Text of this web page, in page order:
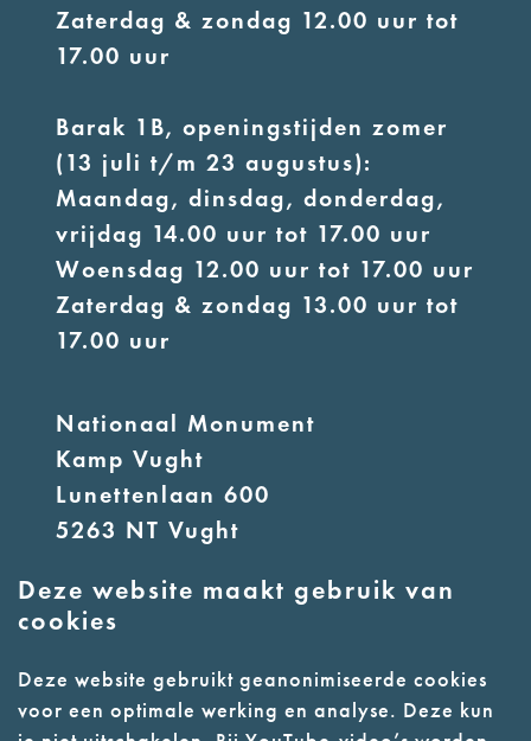
Deze website maakt gebruik van
cookies
Deze website gebruikt geanonimiseerde cookies
voor een optimale werking en analyse. Deze kun
Zaterdag & zondag 12.00 uur tot
17.00 uur
Barak 1B, openingstijden zomer
(13 juli t/m 23 augustus):
Maandag, dinsdag, donderdag,
vrijdag 14.00 uur tot 17.00 uur
Woensdag 12.00 uur tot 17.00 uur
Zaterdag & zondag 13.00 uur tot
17.00 uur
Nationaal Monument
Kamp Vught
Lunettenlaan 600
5263 NT Vught
E:info@nmkampvught.nl
- Parkeer in de vakken of in de